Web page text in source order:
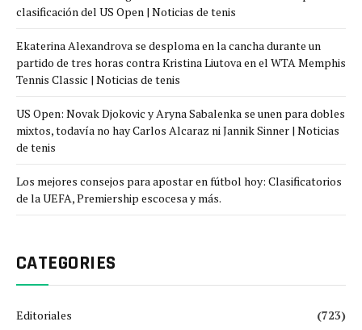
clasificación del US Open | Noticias de tenis
Ekaterina Alexandrova se desploma en la cancha durante un
partido de tres horas contra Kristina Liutova en el WTA Memphis
Tennis Classic | Noticias de tenis
US Open: Novak Djokovic y Aryna Sabalenka se unen para dobles
mixtos, todavía no hay Carlos Alcaraz ni Jannik Sinner | Noticias
de tenis
Los mejores consejos para apostar en fútbol hoy: Clasificatorios
de la UEFA, Premiership escocesa y más.
CATEGORIES
Editoriales
(723)